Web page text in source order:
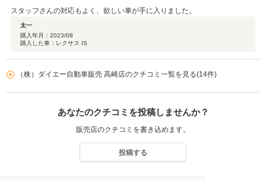
スタッフさんの対応もよく、欲しい車が手に入りました。
太一
購入年月： 2023/08
購入した車：レクサス IS
（株）ダイエー自動車販売 高崎店のクチコミ一覧を見る(14件)
あなたのクチコミを投稿しませんか？
販売店のクチコミを書き込めます。
投稿する